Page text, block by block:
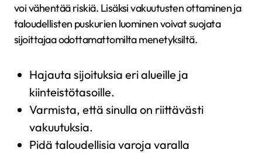
voi vähentää riskiä. Lisäksi vakuutusten ottaminen ja
taloudellisten puskurien luominen voivat suojata
sijoittajaa odottamattomilta menetyksiltä.
Hajauta sijoituksia eri alueille ja
kiinteistötasoille.
Varmista, että sinulla on riittävästi
vakuutuksia.
Pidä taloudellisia varoja varalla